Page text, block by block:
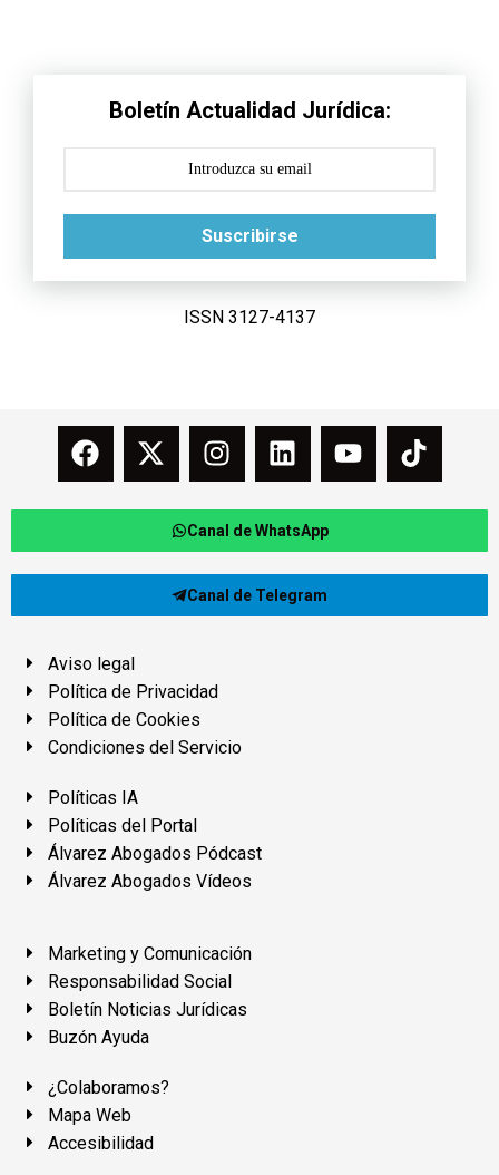
Boletín Actualidad Jurídica:
Suscribirse
ISSN 3127-4137
Canal de WhatsApp
Canal de Telegram
Aviso legal
Política de Privacidad
Política de Cookies
Condiciones del Servicio
Políticas IA
Políticas del Portal
Álvarez Abogados Pódcast
Álvarez Abogados Vídeos
Marketing y Comunicación
Responsabilidad Social
Boletín Noticias Jurídicas
Buzón Ayuda
¿Colaboramos?
Mapa Web
Accesibilidad